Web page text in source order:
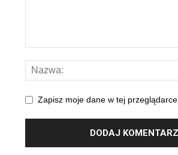
Zapisz moje dane w tej przeglądarce.